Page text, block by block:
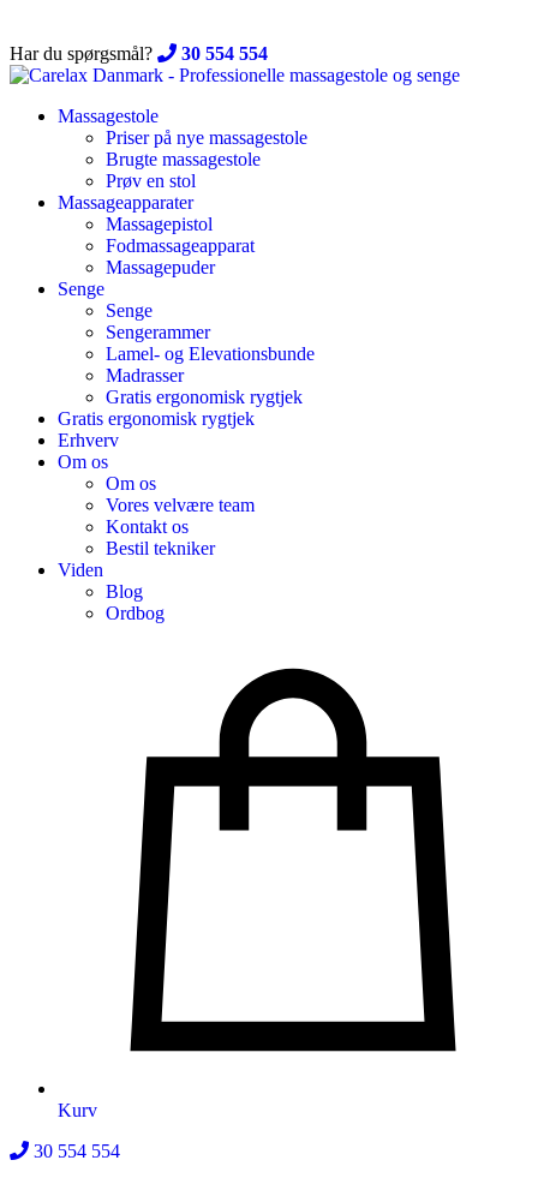
content
Har du spørgsmål? 30 554 554
Massagestole
Priser på nye massagestole
Brugte massagestole
Prøv en stol
Massageapparater
Massagepistol
Fodmassageapparat
Massagepuder
Senge
Senge
Sengerammer
Lamel- og Elevationsbunde
Madrasser
Gratis ergonomisk rygtjek
Gratis ergonomisk rygtjek
Erhverv
Om os
Om os
Vores velvære team
Kontakt os
Bestil tekniker
Viden
Blog
Ordbog
Kurv
30 554 554